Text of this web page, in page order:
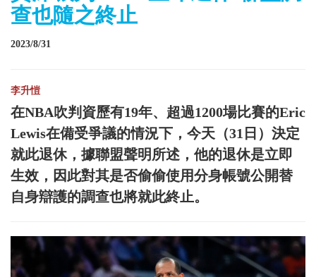
查也隨之終止
2023/8/31
李升愷
在NBA吹判資歷有19年、超過1200場比賽的Eric
Lewis在備受爭議的情況下，今天（31日）決定
就此退休，據聯盟聲明所述，他的退休是立即
生效，因此對其是否偷偷使用分身帳號公開替
自身辯護的調查也將就此終止。